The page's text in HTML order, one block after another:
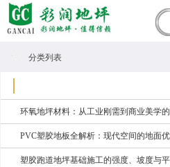
分类列表
环氧地坪材料：从工业刚需到商业美学
PVC塑胶地板全解析：现代空间的地面
塑胶跑道地坪基础施工的强度、坡度与